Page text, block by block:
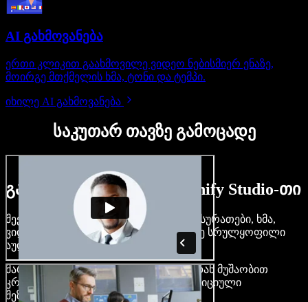
AI გახმოვანება
ერთი კლიკით გაახმოვილე ვიდეო ნებისმიერ ენაზე,
მოირგე მთქმელის ხმა, ტონი და ტემპი.
იხილე AI გახმოვანება
საკუთარ თავზე გამოცადე
გაიგე, რას შეძლებ Speechify Studio-თი
შექმენი გახმოვანება, დაამატე უფასო სურათები, ხმა,
ვიდეო, დააკლონირე შენი ხმა — ააწყე სრულყოფილი
აუდიო-ვიდეო პროექტები.
მარტივი ინტერფეისით და ბრაუზერიდან მუშაობით
კრეატორები თავისუფლდებიან ტრადიციული
შეზღუდვებისგან.